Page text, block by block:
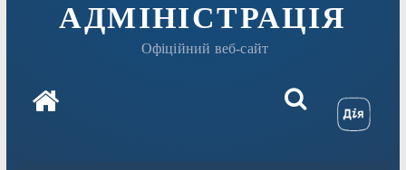
АДМІНІСТРАЦІЯ
Офіційний веб-сайт